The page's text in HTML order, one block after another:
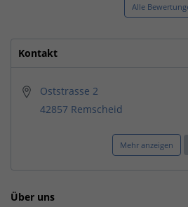
Alle
Kontakt
Oststrasse 2
42857 Remscheid
Mehr anzeigen
Über uns